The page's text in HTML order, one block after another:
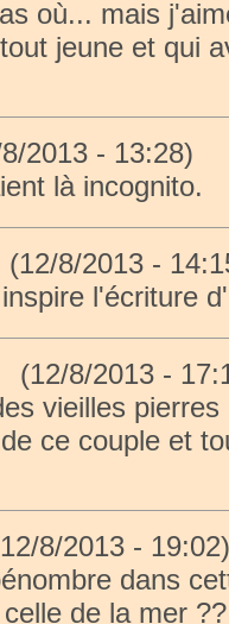
où... mais
jeune et qui
-
là incognito.
8/2013 -
l'écriture
8/2013 -
vieilles
ce couple et
8/2013 -
dans
de la mer ??